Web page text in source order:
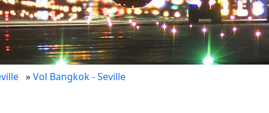
»Vol Bangkok - Seville